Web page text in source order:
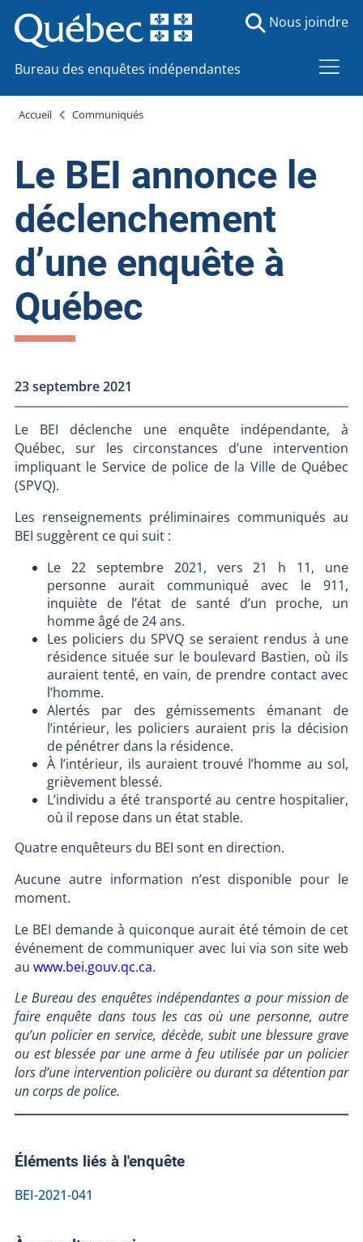
Bureau des enquêtes indépendantes
Nous joindre
Accueil Communiqués
Le BEI annonce le
déclenchement
d’une enquête à
Québec
23 septembre 2021
Le BEI déclenche une enquête indépendante, à
Québec, sur les circonstances d’une intervention
impliquant le Service de police de la Ville de Québec
(SPVQ).
Les renseignements préliminaires communiqués au
BEI suggèrent ce qui suit :
Le 22 septembre 2021, vers 21 h 11, une
personne aurait communiqué avec le 911,
inquiète de l’état de santé d’un proche, un
homme âgé de 24 ans.
Les policiers du SPVQ se seraient rendus à une
résidence située sur le boulevard Bastien, où ils
auraient tenté, en vain, de prendre contact avec
l’homme.
Alertés par des gémissements émanant de
l’intérieur, les policiers auraient pris la décision
de pénétrer dans la résidence.
À l’intérieur, ils auraient trouvé l’homme au sol,
grièvement blessé.
L’individu a été transporté au centre hospitalier,
où il repose dans un état stable.
Quatre enquêteurs du BEI sont en direction.
Aucune autre information n’est disponible pour le
moment.
Le BEI demande à quiconque aurait été témoin de cet
événement de communiquer avec lui via son site web
au www.bei.gouv.qc.ca.
Le Bureau des enquêtes indépendantes a pour mission de
faire enquête dans tous les cas où une personne, autre
qu’un policier en service, décède, subit une blessure grave
ou est blessée par une arme à feu utilisée par un policier
lors d’une intervention policière ou durant sa détention par
un corps de police.
Éléments liés à l'enquête
BEI-2021-041